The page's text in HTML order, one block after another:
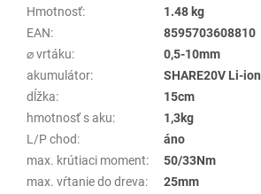
Hmotnosť:
1.48 kg
EAN:
8595703608810
⌀ vrtáku:
0,5-10mm
akumulátor:
SHARE20V Li-ion
dĺžka:
15cm
hmotnosť s aku:
1,3kg
L/P chod:
áno
max. krútiaci moment:
50/33Nm
max. vŕtanie do dreva:
25mm